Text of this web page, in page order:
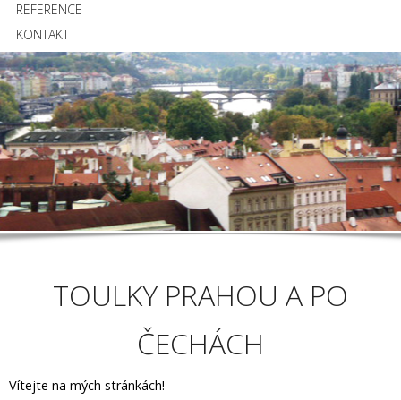
REFERENCE
KONTAKT
TOULKY PRAHOU A PO
ČECHÁCH
Vítejte na mých stránkách!